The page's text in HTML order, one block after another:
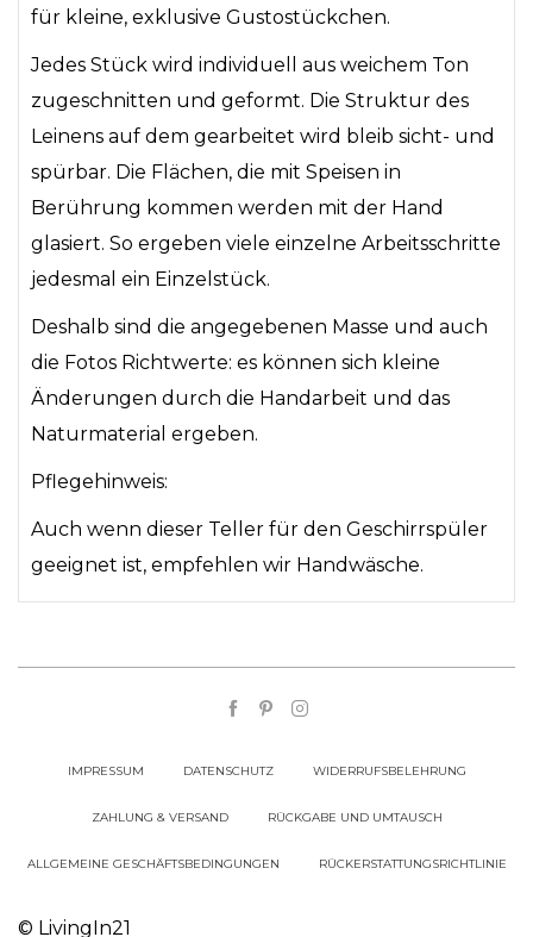
für kleine, exklusive Gustostückchen.
Jedes Stück wird individuell aus weichem Ton
zugeschnitten und geformt. Die Struktur des
Leinens auf dem gearbeitet wird bleib sicht- und
spürbar. Die Flächen, die mit Speisen in
Berührung kommen werden mit der Hand
glasiert. So ergeben viele einzelne Arbeitsschritte
jedesmal ein Einzelstück.
Deshalb sind die angegebenen Masse und auch
die Fotos Richtwerte: es können sich kleine
Änderungen durch die Handarbeit und das
Naturmaterial ergeben.
Pflegehinweis:
Auch wenn dieser Teller für den Geschirrspüler
geeignet ist, empfehlen wir Handwäsche.
IMPRESSUM DATENSCHUTZ WIDERRUFSBELEHRUNG
ZAHLUNG & VERSAND RÜCKGABE UND UMTAUSCH
ALLGEMEINE GESCHÄFTSBEDINGUNGEN RÜCKERSTATTUNGSRICHTLINIE
© LivingIn21